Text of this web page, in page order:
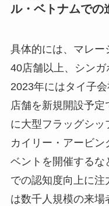
ル・ベトナムでの
具体的には、マレ
40店舗以上、シンガ
2023年にはタイ子
店舗を新規開設予定
に大型フラッグシ
カイリー・アービン
ベントを開催する
での認知度向上に
は数千人規模の来場